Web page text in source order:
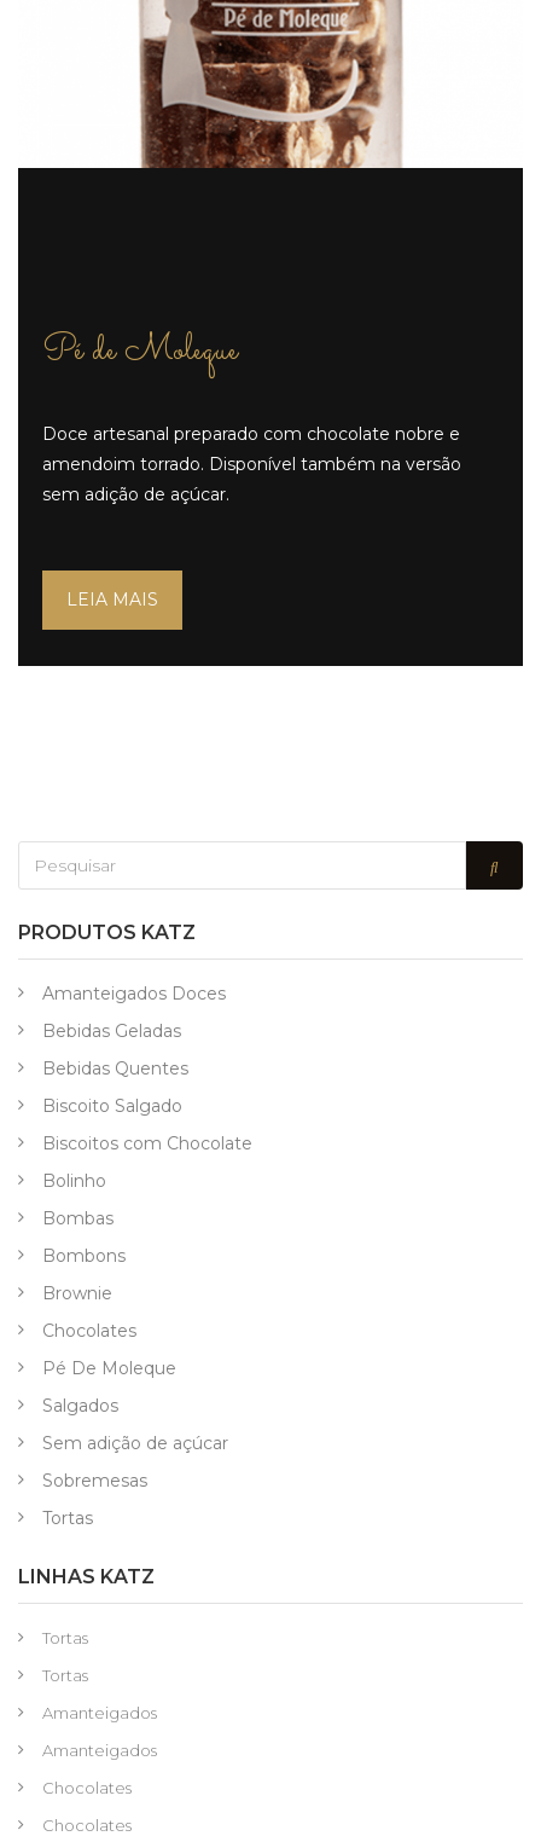
Pé de Moleque
Doce artesanal preparado com chocolate nobre e
amendoim torrado. Disponível também na versão
sem adição de açúcar.
LEIA MAIS
PRODUTOS KATZ
Amanteigados Doces
Bebidas Geladas
Bebidas Quentes
Biscoito Salgado
Biscoitos com Chocolate
Bolinho
Bombas
Bombons
Brownie
Chocolates
Pé De Moleque
Salgados
Sem adição de açúcar
Sobremesas
Tortas
LINHAS KATZ
Tortas
Tortas
Amanteigados
Amanteigados
Chocolates
Chocolates